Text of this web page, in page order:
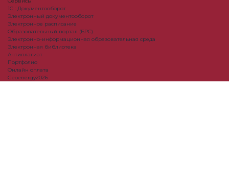
1С : Документооборот
Электронный документооборот
Электронное расписание
Образовательный портал (БРС)
Электронно-информационная образовательная среда
Электронная библиотека
Антиплагиат
Портфолио
Онлайн оплата
Geoenergy2026